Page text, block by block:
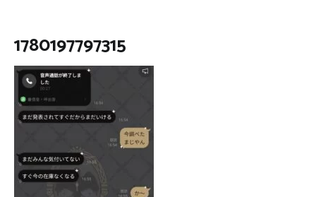
1780197797315